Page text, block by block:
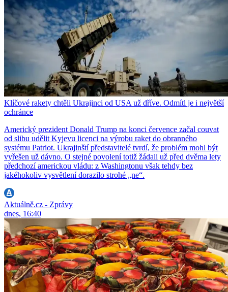
Klíčové rakety chtěli Ukrajinci od USA už dříve. Odmítl je i největší
ochránce
Americký prezident Donald Trump na konci července začal couvat
od slibu udělit Kyjevu licenci na výrobu raket do obranného
systému Patriot. Ukrajinští představitelé tvrdí, že problém mohl být
vyřešen už dávno. O stejné povolení totiž žádali už před dvěma lety
předchozí americkou vládu: z Washingtonu však tehdy bez
jakéhokoliv vysvětlení dorazilo strohé „ne“.
Aktuálně.cz - Zprávy
dnes, 16:40